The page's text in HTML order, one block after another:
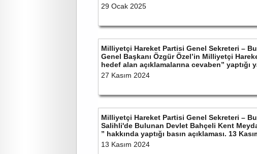
29 Ocak 2025
Milliyetçi Hareket Partisi Genel Sekreteri –
Genel Başkanı Özgür Özel’in Milliyetçi
hedef alan açıklamalarına cevaben” yaptığı
27 Kasım 2024
Milliyetçi Hareket Partisi Genel Sekreteri –
Salihli'de Bulunan Devlet Bahçeli Kent
” hakkında yaptığı basın açıklaması. 13
13 Kasım 2024